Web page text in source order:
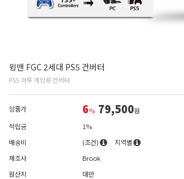
윙맨 FGC 2세대 PS5 컨버터
PS5 격투 게임용 컨버터
상품가 6% 79,500원
적립금
1%
배송비
(조건)
지역별
제조사
Brook
원산지
대만